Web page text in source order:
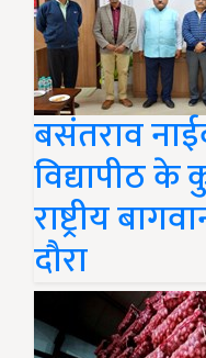
बसंतराव
विद्यापीठ
राष्ट्रीय
दौरा